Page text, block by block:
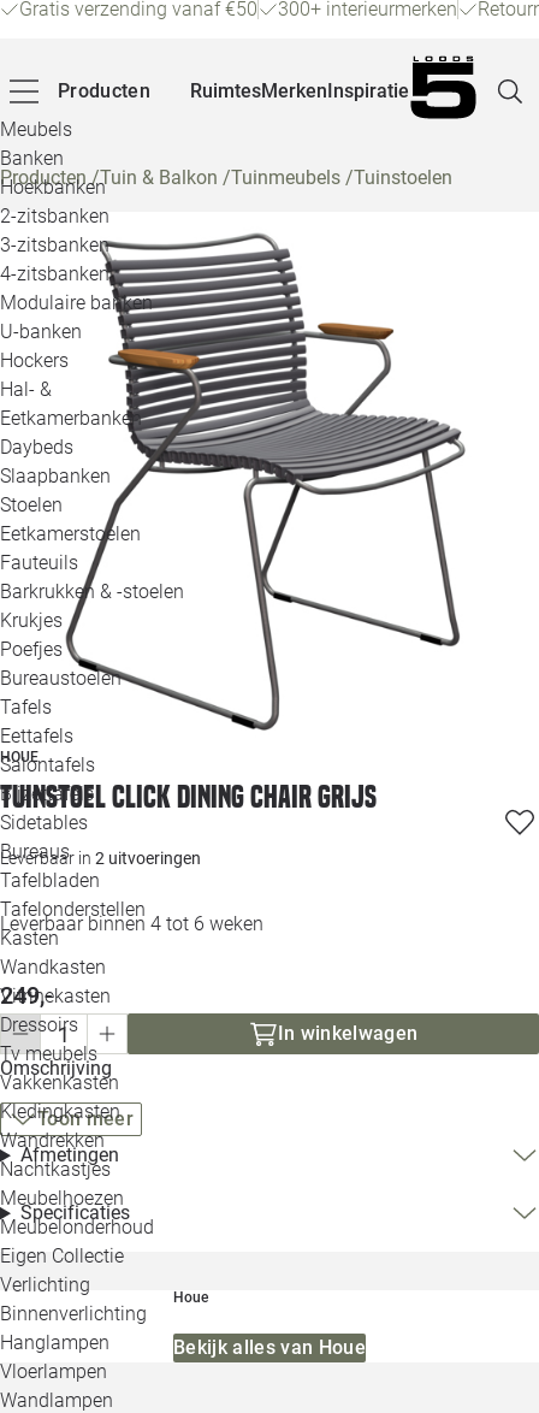
Gratis verzending vanaf €50 300+ interieurmerken
Producten
Meubels
Banken
Hoekbanken
2-zitsbanken
3-zitsbanken
4-zitsbanken
Modulaire banken
U-banken
Hockers
Hal- &
Eetkamerbanken
Daybeds
Slaapbanken
Stoelen
Eetkamerstoelen
Fauteuils
Barkrukken & -stoelen
Krukjes
Poefjes
Bureaustoelen
Tafels
Eettafels
Salontafels
Bijzettafels
Sidetables
Bureaus
Tafelbladen
Tafelonderstellen
Kasten
Wandkasten
Vitrinekasten
Dressoirs
Tv meubels
Vakkenkasten
Kledingkasten
Wandrekken
Nachtkastjes
Meubelhoezen
Meubelonderhoud
Eigen Collectie
Verlichting
Binnenverlichting
Hanglampen
Vloerlampen
Wandlampen
RuimtesMerkenInspiratie
Producten/Tuin & Balkon /Tuinmeubels /Tuinstoelen
HOUE
Tuinstoel Click dining chair grijs
Leverbaar in 2 uitvoeringen
Leverbaar binnen 4 tot 6 weken
249,-
In winkelwagen
Omschrijving
Toon meer
Afmetingen
Specificaties
Houe
Bekijk alles van Houe